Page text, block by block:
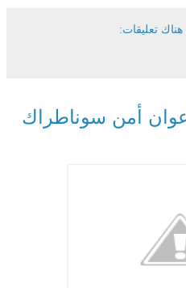
تعليقات:
أمن سوناطراك